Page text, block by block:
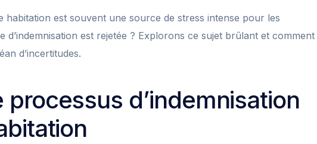
habitation est souvent une source de stress intense pour les
d’indemnisation est rejetée ? Explorons ce sujet brûlant et comment
d’incertitudes.
d’indemnisation